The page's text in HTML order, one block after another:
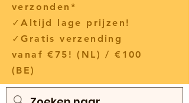
verzonden*
✓Altijd lage prijzen!
✓Gratis verzending
vanaf €75! (NL) / €100
(BE)